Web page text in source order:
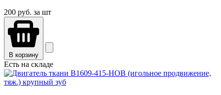
200 руб. за шт
В корзину
Есть на складе